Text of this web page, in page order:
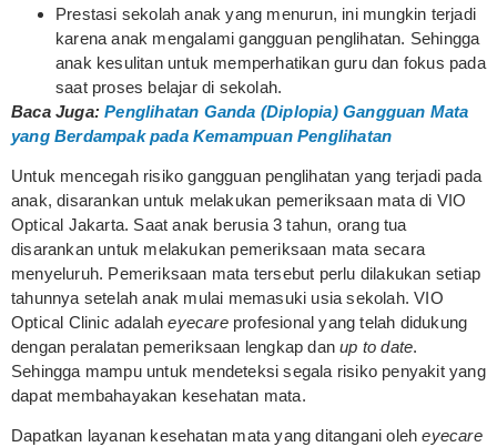
Prestasi sekolah anak yang menurun, ini mungkin terjadi
karena anak mengalami gangguan penglihatan. Sehingga
anak kesulitan untuk memperhatikan guru dan fokus pada
saat proses belajar di sekolah.
Baca Juga:Penglihatan Ganda (Diplopia) Gangguan Mata
yang Berdampak pada Kemampuan Penglihatan
Untuk mencegah risiko gangguan penglihatan yang terjadi pada
anak, disarankan untuk melakukan pemeriksaan mata di VIO
Optical Jakarta. Saat anak berusia 3 tahun, orang tua
disarankan untuk melakukan pemeriksaan mata secara
menyeluruh. Pemeriksaan mata tersebut perlu dilakukan setiap
tahunnya setelah anak mulai memasuki usia sekolah. VIO
Optical Clinic adalaheyecare profesional yang telah didukung
dengan peralatan pemeriksaan lengkap danup to date.
Sehingga mampu untuk mendeteksi segala risiko penyakit yang
dapat membahayakan kesehatan mata.
Dapatkan layanan kesehatan mata yang ditangani oleheyecare